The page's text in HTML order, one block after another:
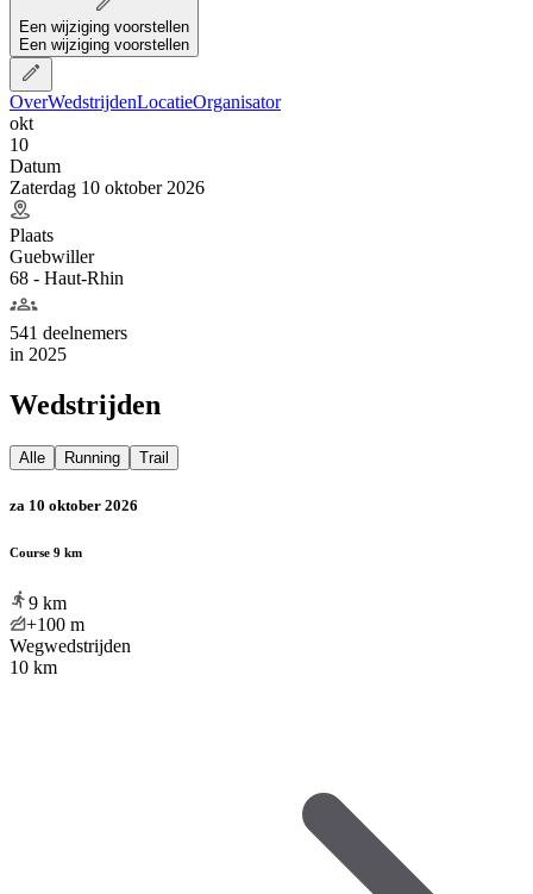
Een wijziging voorstellen
Een wijziging voorstellen
OverWedstrijdenLocatieOrganisator
okt
10
Datum
Zaterdag 10 oktober 2026
Plaats
Guebwiller
68 - Haut-Rhin
541 deelnemers
in 2025
Wedstrijden
Alle Running Trail
za 10 oktober 2026
Course 9 km
9 km
+100 m
Wegwedstrijden
10 km